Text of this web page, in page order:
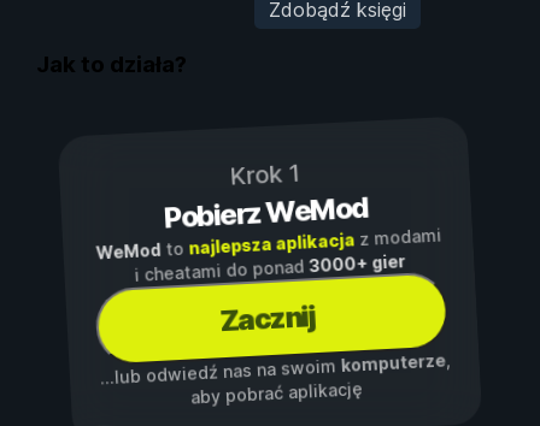
Zdobądź księgi
Jak to działa?
Krok 1
Pobierz WeMod
WeModto najlepsza aplikacjaz modami
i cheatami do ponad3000+ gier
Zacznij
...lub odwiedź nas na swoim komputerze,
aby pobrać aplikację